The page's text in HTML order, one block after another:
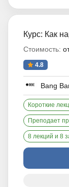
Курс: Как
Стоимость:
4.8
Bang
Короткие
Преподает
8 лекций и 8